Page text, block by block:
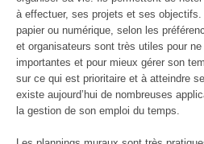
à effectuer, ses projets et ses
papier ou numérique, selon les
et organisateurs sont très utiles pour
importantes et pour mieux gérer son
sur ce qui est prioritaire et à atteindre
existe aujourd’hui de nombreuses
la gestion de son emploi du temps.